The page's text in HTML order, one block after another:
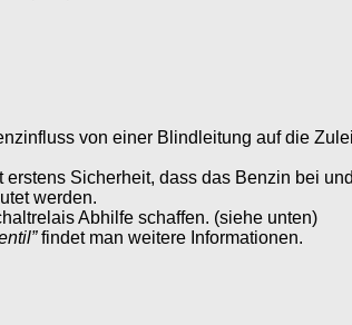
von einer Blindleitung auf die
Sicherheit, dass das Benzin bei
werden.
Abhilfe schaffen. (siehe unten)
findet man weitere Informationen.